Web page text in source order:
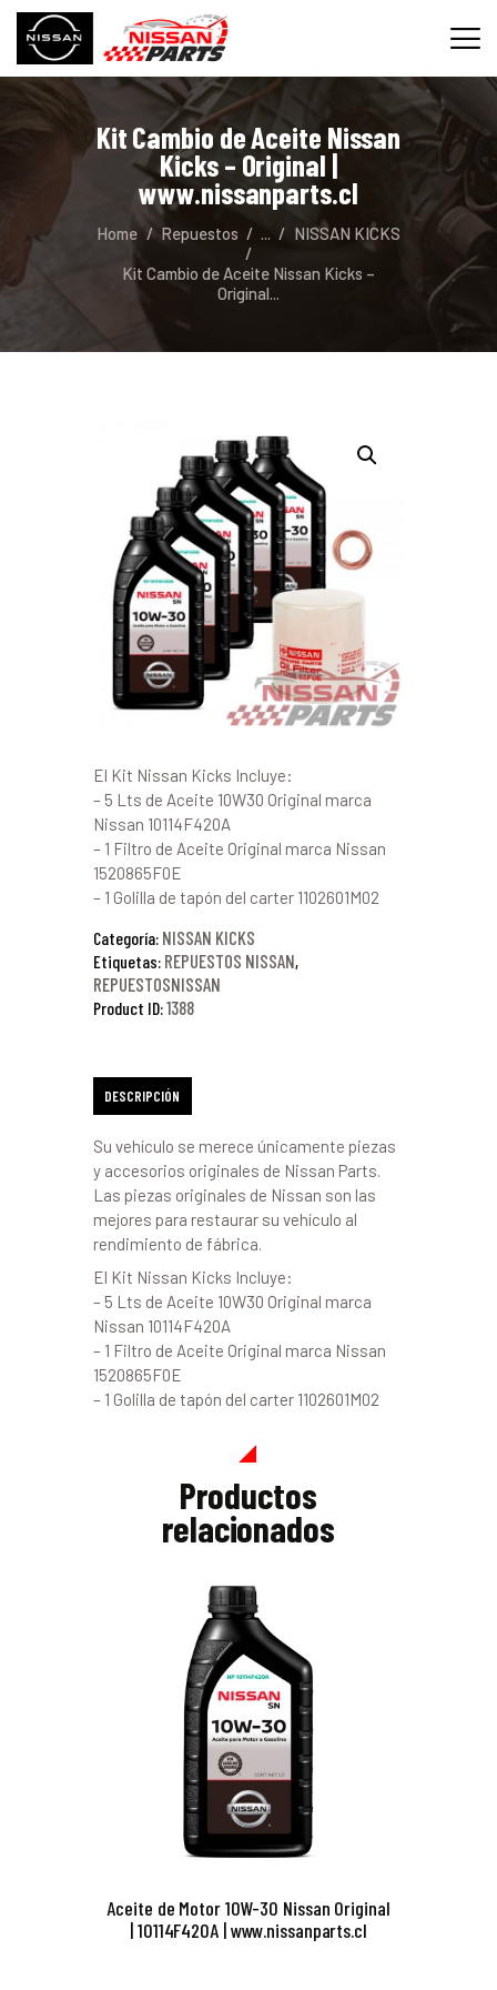
Kit Cambio de Aceite Nissan
Kicks – Original |
www.nissanparts.cl
Home Repuestos ...
NISSAN KICKS
Kit Cambio de Aceite Nissan Kicks –
Original...
INICIO
SERVICIOS
REPUESTOS
CONTACTO
El Kit Nissan Kicks Incluye:
– 5 Lts de Aceite 10W30 Original marca
Nissan 10114F420A
– 1 Filtro de Aceite Original marca Nissan
1520865F0E
– 1 Golilla de tapón del carter 1102601M02
Categoría: NISSAN KICKS
Etiquetas: REPUESTOS NISSAN,
REPUESTOSNISSAN
Product ID:1388
DESCRIPCIÓN
Su vehículo se merece únicamente piezas
y accesorios originales de Nissan Parts.
Las piezas originales de Nissan son las
mejores para restaurar su vehículo al
rendimiento de fábrica.
El Kit Nissan Kicks Incluye:
– 5 Lts de Aceite 10W30 Original marca
Nissan 10114F420A
– 1 Filtro de Aceite Original marca Nissan
1520865F0E
– 1 Golilla de tapón del carter 1102601M02
Productos
relacionados
Aceite de Motor 10W-30 Nissan Original
| 10114F420A | www.nissanparts.cl